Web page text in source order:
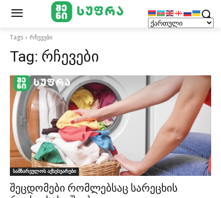
Tags რჩევები
Tag: რჩევები
სამზარეულოს აქსესუარები
შეცდომები რომლებსაც სარეცხის